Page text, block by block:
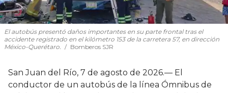
El autobús presentó daños importantes en su parte frontal tras el
accidente registrado en el kilómetro 153 de la carretera 57, en dirección
México-Querétaro.
Bomberos SJR
San Juan del Río, 7 de agosto de 2026.— El
conductor de un autobús de la línea Ómnibus de